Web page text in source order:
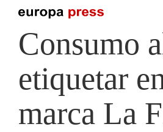
Consumo
etiquetar
marca La